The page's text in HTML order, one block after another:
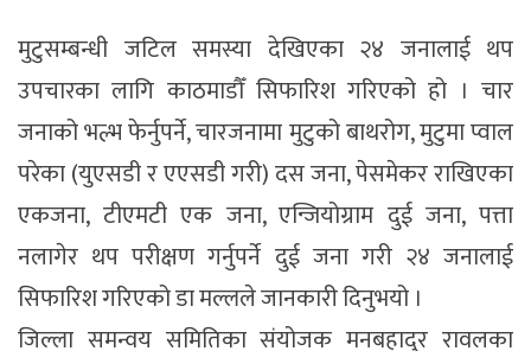
मुटुसम्बन्धी जटिल समस्या देखिएका २४ जनालाई थप
उपचारका लागि काठमाडौँ सिफारिश गरिएको हो । चार
जनाको भल्भ फेर्नुपर्ने, चारजनामा मुटुको बाथरोग, मुटुमा प्वाल
परेका (युएसडी र एएसडी गरी) दस जना, पेसमेकर राखिएका
एकजना, टीएमटी एक जना, एन्जियोग्राम दुई जना, पत्ता
नलागेर थप परीक्षण गर्नुपर्ने दुई जना गरी २४ जनालाई
सिफारिश गरिएको डा मल्लले जानकारी दिनुभयो ।
जिल्ला समन्वय समितिका संयोजक मनबहादुर रावलका